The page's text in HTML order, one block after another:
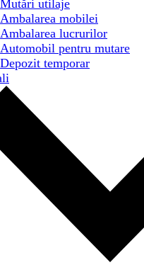
Mutări utilaje
Ambalarea mobilei
Ambalarea lucrurilor
Automobil pentru mutare
Depozit temporar